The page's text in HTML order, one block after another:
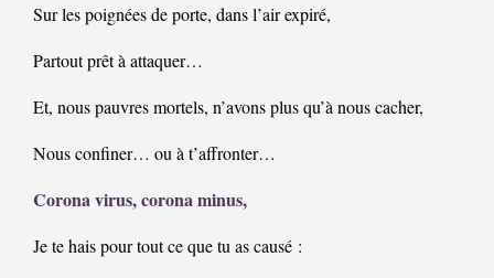
Sur les poignées de porte, dans l’air expiré,
Partout prêt à attaquer…
Et, nous pauvres mortels, n’avons plus qu’à nous cacher,
Nous confiner… ou à t’affronter…
Corona virus, corona minus,
Je te hais pour tout ce que tu as causé :